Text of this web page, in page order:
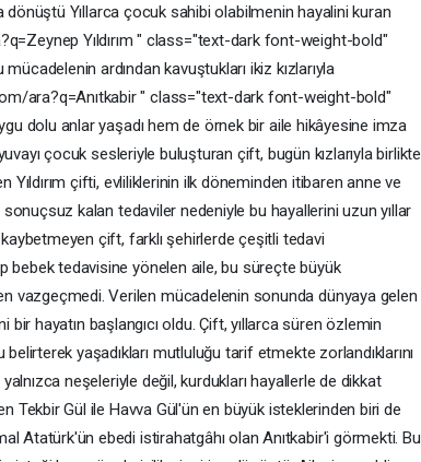
dönüştü Yıllarca çocuk sahibiolabilmeninhayalinikuran
Yıldırım" class="text-dark font-weight-bold"
mücadeleninardındankavuştukları ikiz kızlarıyla
ara?q=Anıtkabir"class="text-dark font-weight-bold"
dolu anlaryaşadıhemde örnek bir aile hikâyesine imza
çocuksesleriyle buluşturan çift, bugün kızlarıylabirlikte
Yıldırımçifti, evliliklerinin ilkdöneminden itibarenanneve
sonuçsuzkalan tedavilernedeniylebu hayalleriniuzunyıllar
kaybetmeyen çift, farklışehirlerdeçeşitli tedavi
bebektedavisineyönelen aile,bu süreçtebüyük
vazgeçmedi.Verilen mücadelenin sonundadünyaya gelen
birhayatın başlangıcıoldu.Çift,yıllarcasürenözlemin
belirterekyaşadıkları mutluluğu tarif etmekte zorlandıklarını
yalnızcaneşeleriyle değil,kurduklarıhayallerlede dikkat
TekbirGül ile Havva Gül'ünen büyük isteklerindenbiride
Atatürk'ünebedi istirahatgâhıolanAnıtkabir'i görmekti.Bu